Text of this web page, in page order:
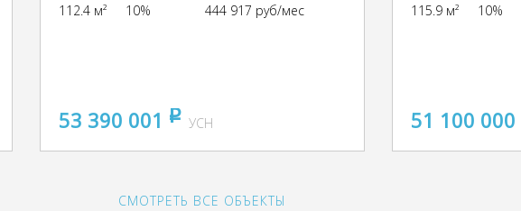
112.4 м² 10% 444 917 руб/мес
53 390 001 pуб
УСН
115.9 м² 10%
51 100 000
СМОТРЕТЬ ВСЕ ОБЪЕКТЫ